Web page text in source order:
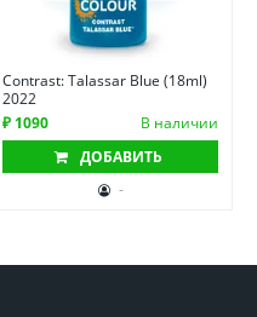
Contrast: Talassar Blue (18ml)
2022
₽ 1090
В наличии
ДОБАВИТЬ
-